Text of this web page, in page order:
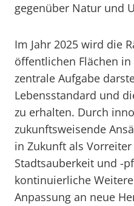
gegenüber Natur und
Im Jahr 2025 wird die
öffentlichen Flächen
zentrale Aufgabe
Lebensstandard und
zu erhalten. Durch
zukunftsweisende
in Zukunft als Vorreiter
Stadtsauberkeit und -
kontinuierliche
Anpassung an neue